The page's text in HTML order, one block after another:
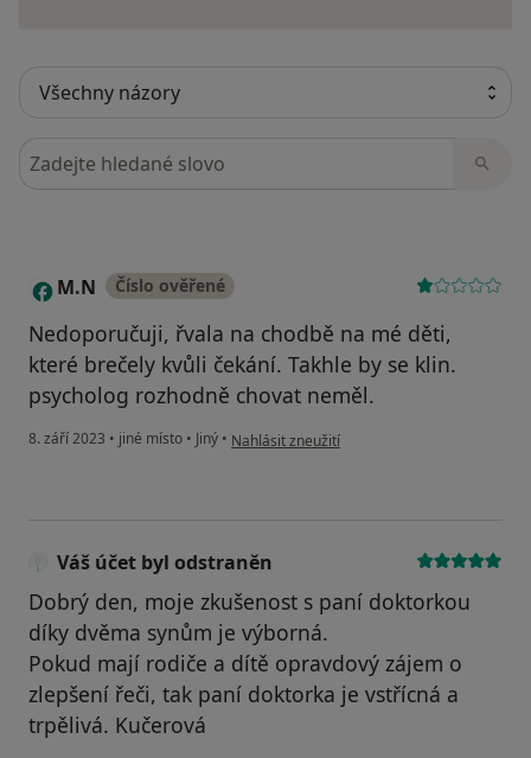
Hledejte v názorech
M M.N Číslo ověřené
Nedoporučuji, řvala na chodbě na mé děti,
které brečely kvůli čekání. Takhle by se klin.
psycholog rozhodně chovat neměl.
8. září 2023 • jiné místo • Jiný • podle názoru uživatele M.N
Nahlásit zneužití
Váš účet byl odstraněn
Dobrý den, moje zkušenost s paní doktorkou
díky dvěma synům je výborná.
Pokud mají rodiče a dítě opravdový zájem o
zlepšení řeči, tak paní doktorka je vstřícná a
trpělivá. Kučerová